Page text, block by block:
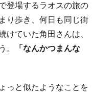
登場するラオスの旅の
り歩き、何日も同じ街
けていた角田さんは、
。
「なんかつまんな
っと似たようなことを